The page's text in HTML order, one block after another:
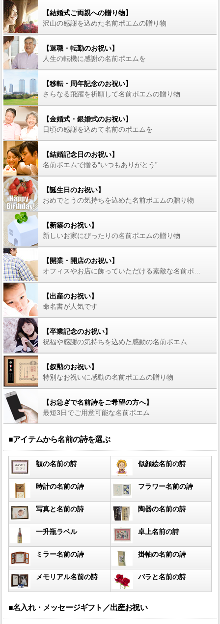
【結婚式ご両親への贈り物】
沢山の感謝を込めた名前ポエムの贈り物
【退職・転勤のお祝い】
人生の転機に感謝の名前ポエムを
【移転・周年記念のお祝い】
さらなる飛躍を祈願して名前ポエムの贈り物
【金婚式・銀婚式のお祝い】
日頃の感謝を込めて名前のポエムを
【結婚記念日のお祝い】
名前ポエムで贈る“いつもありがとう”
【誕生日のお祝い】
おめでとうの気持ちを込めた名前ポエムの贈り物
【新築のお祝い】
新しいお家にぴったりの名前ポエムの贈り物
【開業・開店のお祝い】
オフィスやお店に飾っていただける素敵な名前ポエム
【出産のお祝い】
命名書が人気です
【卒業記念のお祝い】
祝福や感謝の気持ちを込めた感動の名前ポエム
【叙勲のお祝い】
特別なお祝いに感動の名前ポエムの贈り物
【お急ぎで名前詩をご希望の方へ】
最短3日でご用意可能な名前ポエム
■アイテムから名前の詩を選ぶ
額の名前の詩 似顔絵名前の詩
時計の名前の詩 フラワー名前の詩
写真と名前の詩 陶器の名前の詩
一升瓶ラベル 卓上名前の詩
ミラー名前の詩 掛軸の名前の詩
メモリアル名前の詩 バラと名前の詩
■名入れ・メッセージギフト／出産お祝い